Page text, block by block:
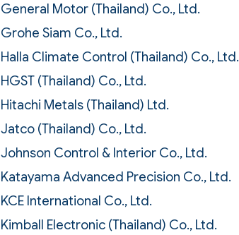
General Motor (Thailand) Co., Ltd.
Grohe Siam Co., Ltd.
Halla Climate Control (Thailand) Co., Ltd.
HGST (Thailand) Co., Ltd.
Hitachi Metals (Thailand) Ltd.
Jatco (Thailand) Co., Ltd.
Johnson Control & Interior Co., Ltd.
Katayama Advanced Precision Co., Ltd.
KCE International Co., Ltd.
Kimball Electronic (Thailand) Co., Ltd.